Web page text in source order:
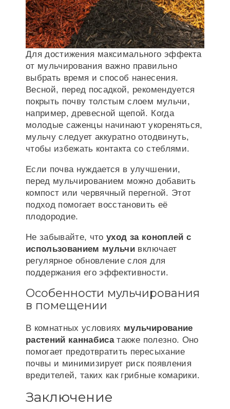
Для достижения максимального эффекта
от мульчирования важно правильно
выбрать время и способ нанесения.
Весной, перед посадкой, рекомендуется
покрыть почву толстым слоем мульчи,
например, древесной щепой. Когда
молодые саженцы начинают укореняться,
мульчу следует аккуратно отодвинуть,
чтобы избежать контакта со стеблями.
Если почва нуждается в улучшении,
перед мульчированием можно добавить
компост или червячный перегной. Этот
подход помогает восстановить её
плодородие.
Не забывайте, чтоуход за коноплей с
использованием мульчи включает
регулярное обновление слоя для
поддержания его эффективности.
Особенности мульчирования
в помещении
В комнатных условиях мульчирование
растений каннабисатакже полезно. Оно
помогает предотвратить пересыхание
почвы и минимизирует риск появления
вредителей, таких как грибные комарики.
Заключение